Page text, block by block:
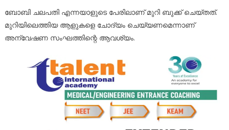
ബോബി ചലപതി എന്നയാളുടെ പേരിലാണ് മുറി ബുക്ക്‌ ചെയ്തത്.
മുറിയിലെത്തിയ ആളുകളെ ചോദ്യം ചെയ്യണമെന്നാണ്
അന്വേഷണ സംഘത്തിന്റെ ആവശ്യം.